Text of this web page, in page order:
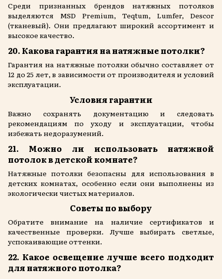
Среди признанных брендов натяжных потолков
выделяются MSD Premium, Teqtum, Lumfer, Descor
(тканевый). Они предлагают широкий ассортимент и
высокое качество.
20. Какова гарантия на натяжные потолки?
Гарантия на натяжные потолки обычно составляет от
12 до 25 лет, в зависимости от производителя и условий
эксплуатации.
Условия гарантии
Важно сохранять документацию и следовать
рекомендациям по уходу и эксплуатации, чтобы
избежать недоразумений.
21. Можно ли использовать натяжной
потолок в детской комнате?
Натяжные потолки безопасны для использования в
детских комнатах, особенно если они выполнены из
экологически чистых материалов.
Советы по выбору
Обратите внимание на наличие сертификатов и
качественные проверки. Лучше выбирать светлые,
успокаивающие оттенки.
22. Какое освещение лучше всего подходит
для натяжного потолка?